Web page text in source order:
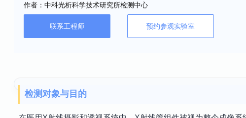
作者：中科光析科学技术研究所检测中心
联系工程师 预约参观实验室
检测对象与目的